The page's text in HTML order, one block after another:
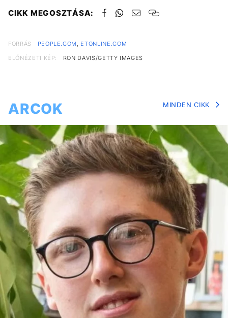
CIKK MEGOSZTÁSA:
FORRÁS PEOPLE.COM
ETONLINE.COM
ELŐNÉZETI KÉP:
RON DAVIS/GETTY IMAGES
ARCOK MINDEN CIKK